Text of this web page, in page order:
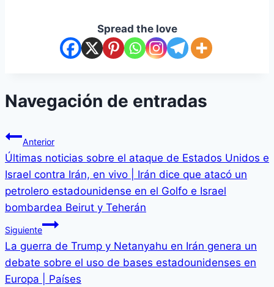
Spread the love
Navegación de entradas
Anterior
Últimas noticias sobre el ataque de Estados Unidos e
Israel contra Irán, en vivo | Irán dice que atacó un
petrolero estadounidense en el Golfo e Israel
bombardea Beirut y Teherán
Siguiente
La guerra de Trump y Netanyahu en Irán genera un
debate sobre el uso de bases estadounidenses en
Europa | Países